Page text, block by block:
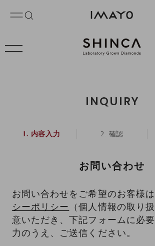
INQUIRY
内容入力 確認
お問い合わせ
お問い合わせをご希望のお客様は
シーポリシー
（個人情報の取り
意いただき、下記フォームに必
力のうえ、ご送信ください。